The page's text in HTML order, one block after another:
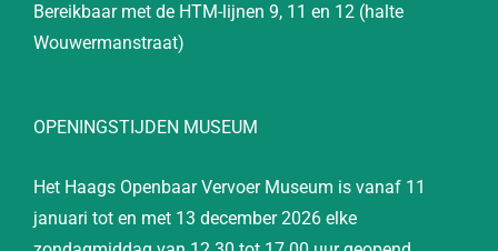
Bereikbaar met de HTM-lijnen 9, 11 en 12 (halte
Wouwermanstraat)
OPENINGSTIJDEN MUSEUM
Het Haags Openbaar Vervoer Museum is vanaf 11
januari tot en met 13 december 2026 elke